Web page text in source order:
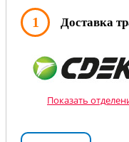
1 Доставка
Показать